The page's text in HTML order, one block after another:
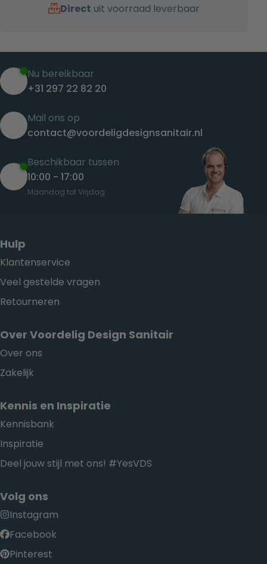
Direct uit voorraad leverbaar
Nu bereikbaar
+31 297 22 82 20
Mail ons op
contact@voordeligdesignsanitair.nl
Beschikbaar tussen
10:00 - 17:00
Maandag tot Vrijdag
Hulp
Klantenservice
Veel gestelde vragen
Retourneren
Over Voordelig Design Sanitair
Over ons
Zakelijk
Kennis en Inspiratie
Kennisbank
Inspiratie
Deel jouw stijl met ons! #YesVDS
Volg ons
Instagram
Facebook
Pinterest